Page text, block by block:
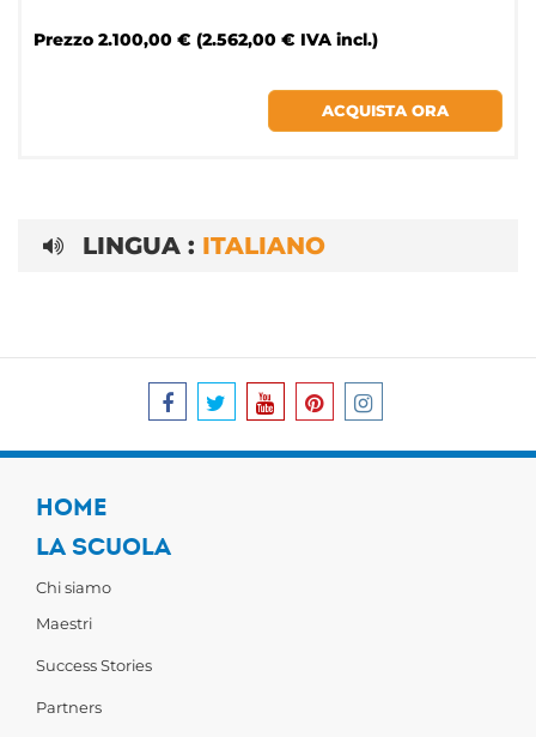
Prezzo 2.100,00 € (2.562,00 € IVA incl.)
LINGUA : ITALIANO
HOME
LA SCUOLA
Chi siamo
Maestri
Success Stories
Partners